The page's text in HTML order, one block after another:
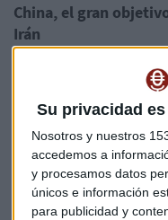
Su privacidad
Nosotros y nuestros
accedemos a
y procesamos datos
únicos e información
para publicidad y
China, el gran
Irán